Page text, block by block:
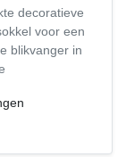
decoratieve
voor een
blikvanger in